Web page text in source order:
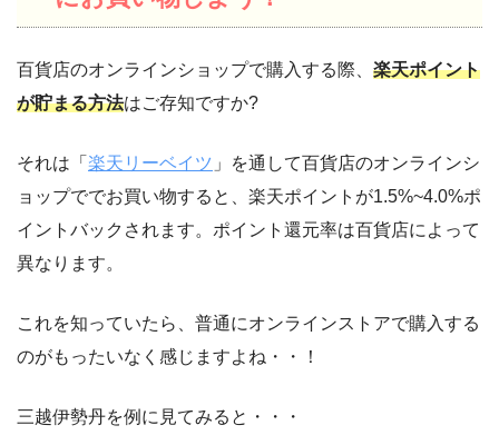
百貨店のオンラインショップで購入する際、 楽天ポイント
が貯まる方法はご存知ですか?
それは「 楽天リーベイツ 」を通して百貨店のオンラインシ
ョップででお買い物すると、楽天ポイントが1.5%~4.0%ポ
イントバックされます。ポイント還元率は百貨店によって
異なります。
これを知っていたら、普通にオンラインストアで購入する
のがもったいなく感じますよね・・！
三越伊勢丹を例に見てみると・・・